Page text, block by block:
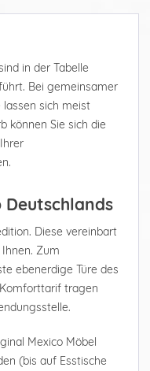
in der Tabelle
Bei gemeinsamer
sich meist
können Sie sich die
Diese vereinbart
Zum
ebenerdige Türe des
tragen
Mexico Möbel
(bis auf Esstische